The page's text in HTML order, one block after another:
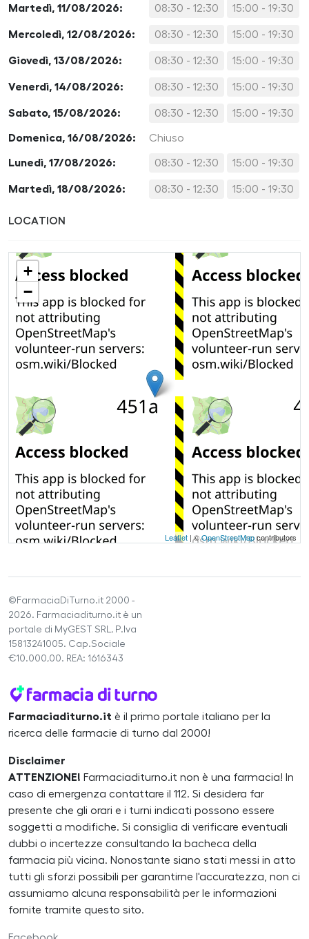
Martedì, 11/08/2026: 08:30 - 12:30 15:00 - 19:30
Mercoledì, 12/08/2026: 08:30 - 12:30 15:00 - 19:30
Giovedì, 13/08/2026: 08:30 - 12:30 15:00 - 19:30
Venerdì, 14/08/2026: 08:30 - 12:30 15:00 - 19:30
Sabato, 15/08/2026: 08:30 - 12:30 15:00 - 19:30
Domenica, 16/08/2026: Chiuso
Lunedì, 17/08/2026: 08:30 - 12:30 15:00 - 19:30
Martedì, 18/08/2026: 08:30 - 12:30 15:00 - 19:30
LOCATION
+
−
Leaflet | ©OpenStreetMapcontributors
©FarmaciaDiTurno.it 2000 -
2026. Farmaciaditurno.it è un
portale di MyGEST SRL, P.Iva
15813241005. Cap.Sociale
€10.000,00. REA: 1616343
Farmaciaditurno.it è il primo portale italiano per la
ricerca delle farmacie di turno dal 2000!
Disclaimer
ATTENZIONE! Farmaciaditurno.it non è una farmacia! In
caso di emergenza contattare il 112. Si desidera far
presente che gli orari e i turni indicati possono essere
soggetti a modifiche. Si consiglia di verificare eventuali
dubbi o incertezze consultando la bacheca della
farmacia più vicina. Nonostante siano stati messi in atto
tutti gli sforzi possibili per garantirne l'accuratezza, non ci
assumiamo alcuna responsabilità per le informazioni
fornite tramite questo sito.